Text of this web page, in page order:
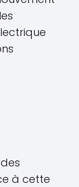
à cette